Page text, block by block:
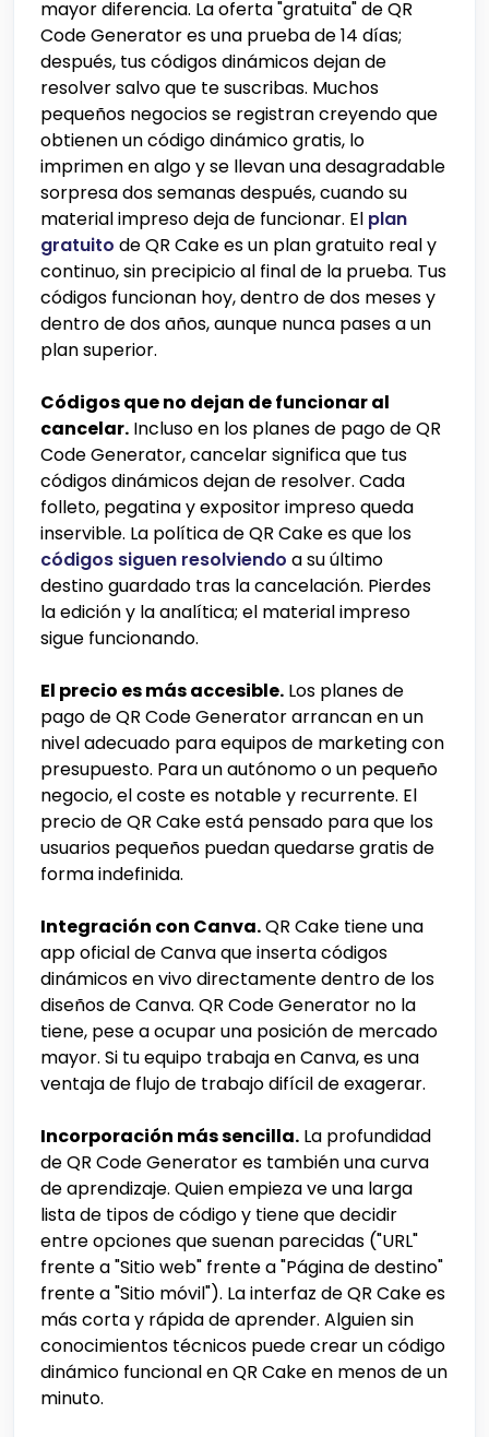
mayor diferencia. La oferta "gratuita" de QR
Code Generator es una prueba de 14 días;
después, tus códigos dinámicos dejan de
resolver salvo que te suscribas. Muchos
pequeños negocios se registran creyendo que
obtienen un código dinámico gratis, lo
imprimen en algo y se llevan una desagradable
sorpresa dos semanas después, cuando su
material impreso deja de funcionar. El plan
gratuito de QR Cake es un plan gratuito real y
continuo, sin precipicio al final de la prueba. Tus
códigos funcionan hoy, dentro de dos meses y
dentro de dos años, aunque nunca pases a un
plan superior.
Códigos que no dejan de funcionar al
cancelar. Incluso en los planes de pago de QR
Code Generator, cancelar significa que tus
códigos dinámicos dejan de resolver. Cada
folleto, pegatina y expositor impreso queda
inservible. La política de QR Cake es que los
códigos siguen resolviendo a su último
destino guardado tras la cancelación. Pierdes
la edición y la analítica; el material impreso
sigue funcionando.
El precio es más accesible. Los planes de
pago de QR Code Generator arrancan en un
nivel adecuado para equipos de marketing con
presupuesto. Para un autónomo o un pequeño
negocio, el coste es notable y recurrente. El
precio de QR Cake está pensado para que los
usuarios pequeños puedan quedarse gratis de
forma indefinida.
Integración con Canva.QR Cake tiene una
app oficial de Canva que inserta códigos
dinámicos en vivo directamente dentro de los
diseños de Canva. QR Code Generator no la
tiene, pese a ocupar una posición de mercado
mayor. Si tu equipo trabaja en Canva, es una
ventaja de flujo de trabajo difícil de exagerar.
Incorporación más sencilla. La profundidad
de QR Code Generator es también una curva
de aprendizaje. Quien empieza ve una larga
lista de tipos de código y tiene que decidir
entre opciones que suenan parecidas ("URL"
frente a "Sitio web" frente a "Página de destino"
frente a "Sitio móvil"). La interfaz de QR Cake es
más corta y rápida de aprender. Alguien sin
conocimientos técnicos puede crear un código
dinámico funcional en QR Cake en menos de un
minuto.